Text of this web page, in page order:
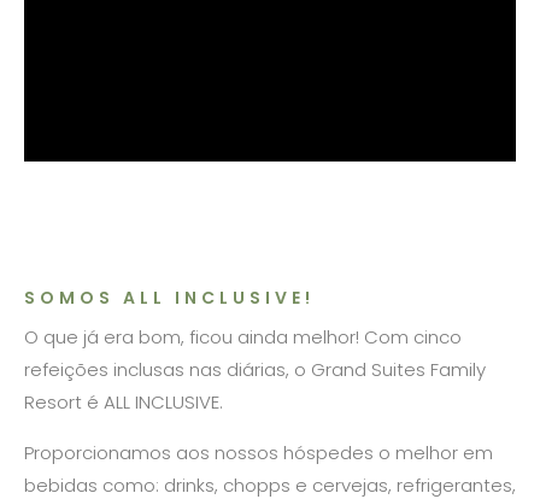
SOMOS ALL INCLUSIVE!
O que já era bom, ficou ainda melhor! Com cinco
refeições inclusas nas diárias, o Grand Suites Family
Resort é ALL INCLUSIVE.
Proporcionamos aos nossos hóspedes o melhor em
bebidas como: drinks, chopps e cervejas, refrigerantes,